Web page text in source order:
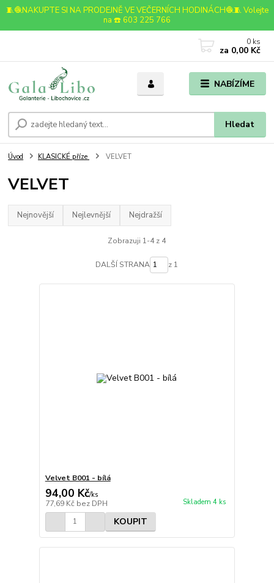
🧵🧶NAKUPTE SI NA PRODEJNĚ VE VEČERNÍCH HODINÁCH🧶🧵 Volejte
na ☎️ 603 225 766
NABÍZÍME
Hledat
0 ks
za 0,00 Kč
Úvod KLASICKÉ příze VELVET
VELVET
Nejnovější Nejlevnější Nejdražší
Zobrazuji 1-4 z 4
DALŠÍ STRANA z 1
Velvet B001 - bílá
94,00 Kč/ks
77,69 Kč bez DPH Skladem 4 ks
KOUPIT